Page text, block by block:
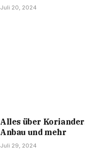
Juli 20, 2024
Alles über
Anbau und mehr
Juli 29, 2024